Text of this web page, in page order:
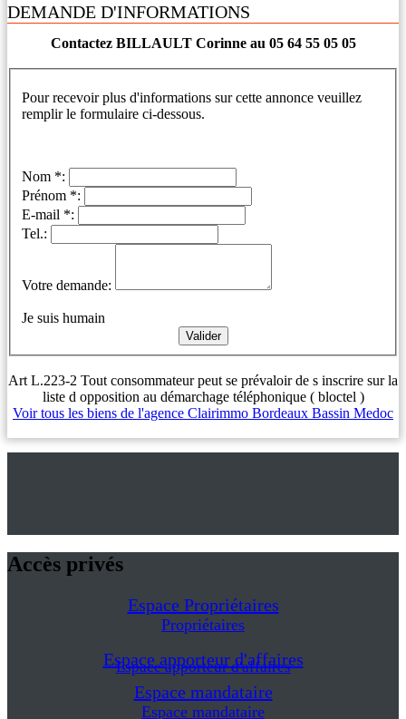
DEMANDE D'INFORMATIONS
Contactez BILLAULT Corinne au 05 64 55 05 05
Pour recevoir plus d'informations sur cette annonce veuillez
remplir le formulaire ci-dessous.
Nom *:
Prénom *:
E-mail *:
Tel.:
Votre demande:
Je suis humain
Art L.223-2 Tout consommateur peut se prévaloir de s inscrire sur la
liste d opposition au démarchage téléphonique ( bloctel )
Voir tous les biens de l'agence Clairimmo Bordeaux Bassin Medoc
Accès privés
Espace Propriétaires
Propriétaires
Espace apporteur d'affaires
Espace apporteur d'affaires
Espace mandataire
Espace mandataire